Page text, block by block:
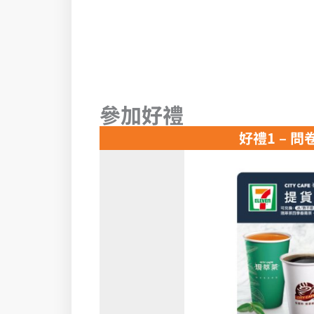
參加好禮
好禮1 – 問